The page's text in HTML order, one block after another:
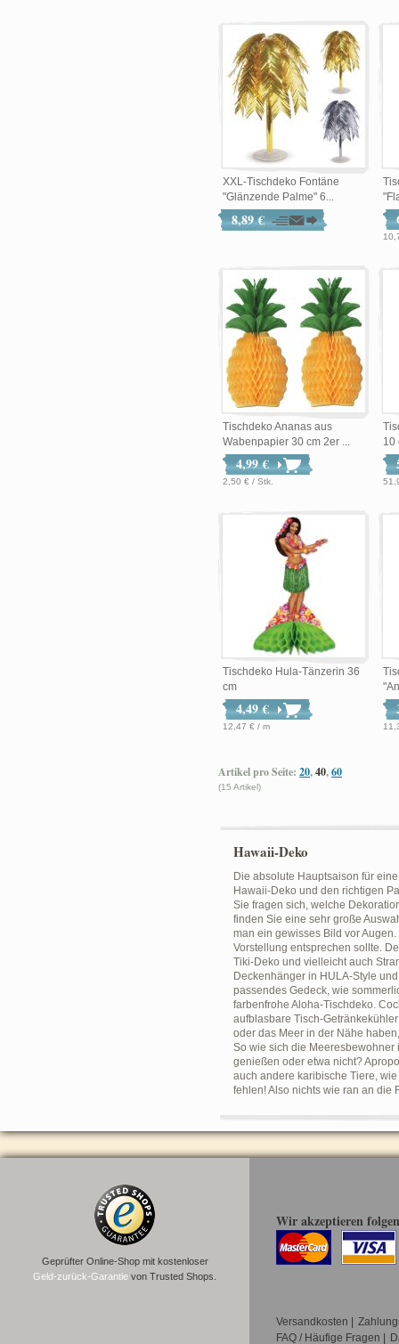
XXL-Tischdeko Fontäne
"Glänzende Palme" 6...
8,89 €
Tischdeko Ananas aus
Wabenpapier 30 cm 2er ...
4,99 €
2,50 € / Stk.
10
Tischdeko Hula-Tänzerin 36
cm
4,49 €
12,47 € / m
Artikel pro Seite: 20,40,60
(15 Artikel)
Hawaii-Deko
Die absolute Hauptsaison für
Hawaii-Deko und den richtigen
Sie fragen sich, welche
finden Sie eine sehr große
man ein gewisses Bild vor
Vorstellung entsprechen sollte.
Tiki-Deko und vielleicht auch
Deckenhänger in HULA-Style
passendes Gedeck, wie
farbenfrohe Aloha-Tischdeko.
aufblasbare Tisch-
oder das Meer in der Nähe
So wie sich die Meeresbewohner
genießen oder etwa nicht?
auch andere karibische Tiere,
fehlen! Also nichts wie ran an die
Geprüfter Online-Shop mit kostenloser
Geld-zurück-Garantie von Trusted Shops.
Wir akzeptieren
Versandkosten
FAQ / Häufige Fragen